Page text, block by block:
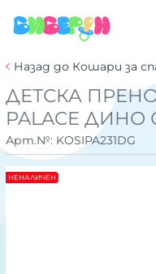
Назад до Кошари за
ДЕТСКА
PALACE ДИНО
Арт.№: KOSIPA231DG
НЕНАЛИЧЕН